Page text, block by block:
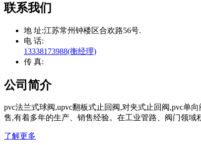
联系我们
地 址:江苏常州钟楼区合欢路56号.
电 话:
13338173988(衡经理)
传 真:
公司简介
pvc法兰式球阀,upvc翻板式止回阀,对夹式止回阀,pvc单
售,有着多年的生产、销售经验。在工业管路、阀门领域
了解更多